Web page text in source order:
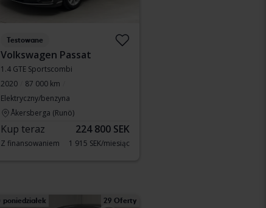
Testowane
Volkswagen Passat
1.4 GTE Sportscombi
2020
87 000 km
Elektryczny/benzyna
Åkersberga (Runö)
Kup teraz 224 800 SEK
Z finansowaniem 1 915 SEK/miesiąc
poniedziałek 29 Oferty